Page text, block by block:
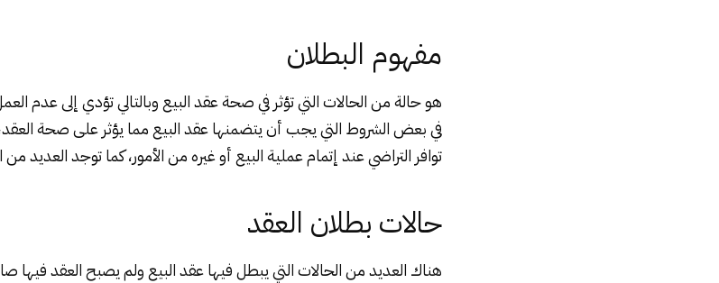
مفهوم البطلان
هو حالة من الحالات التي تؤثر في صحة عقد البيع وبالتالي تؤدي إلى عدم
في بعض الشروط التي يجب أن يتضمنها عقد البيع مما يؤثر على صحة
توافر التراضي عند إتمام عملية البيع أو غيره من الأمور، كما توجد العديد
حالات بطلان العقد
هناك العديد من الحالات التي يبطل فيها عقد البيع ولم يصبح العقد فيها